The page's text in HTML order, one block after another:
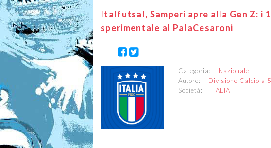
Italfutsal, Samperi apre alla Gen Z: i
sperimentale al PalaCesaroni
Categoria: Nazionale
Autore: Divisione Calcio a 5
Società: ITALIA